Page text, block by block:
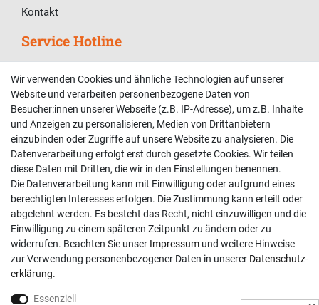
Kontakt
Service Hotline
Telefonische Unterstützung und Beratung unter:
02381 9878909
Mo-Fr, 9:00 - 18:00 Uhr
Sa, 9:00 - 13:00 Uhr
Kundenkonto
Registrieren
Login
Hilfe
Informationen
Wir verwenden Cookies und ähnliche Technologien auf unserer
Website und verarbeiten personenbezogene Daten von
Besucher:innen unserer Webseite (z.B. IP-Adresse), um z.B. Inhalte
und Anzeigen zu personalisieren, Medien von Drittanbietern
einzubinden oder Zugriffe auf unsere Website zu analysieren. Die
Datenverarbeitung erfolgt erst durch gesetzte Cookies. Wir teilen
diese Daten mit Dritten, die wir in den Einstellungen benennen.
Die Datenverarbeitung kann mit Einwilligung oder aufgrund eines
berechtigten Interesses erfolgen. Die Zustimmung kann erteilt oder
abgelehnt werden. Es besteht das Recht, nicht einzuwilligen und die
Einwilligung zu einem späteren Zeitpunkt zu ändern oder zu
widerrufen. Beachten Sie unser Impressum und weitere Hinweise
zur Verwendung personenbezogener Daten in unserer Daten­schutz­
erklärung.
Essenziell